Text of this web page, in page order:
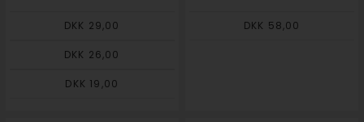
DKK 29,00
DKK 26,00
DKK 19,00
DKK 58,00